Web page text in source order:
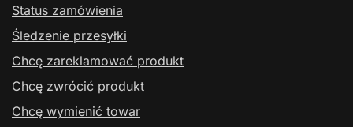
Status zamówienia
Śledzenie przesyłki
Chcę zareklamować produkt
Chcę zwrócić produkt
Chcę wymienić towar